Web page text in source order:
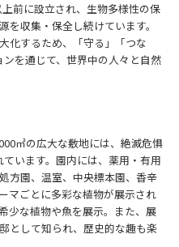
前に設立され、生物多様性の保
収集・保全し続けています。
化するため、「守る」「つな
を通じて、世界中の人々と自然
㎡の広大な敷地には、絶滅危惧
います。園内には、薬用・有用
方園、温室、中央標本園、香辛
マごとに多彩な植物が展示され
少な植物や魚を展示。また、展
として知られ、歴史的な趣も楽